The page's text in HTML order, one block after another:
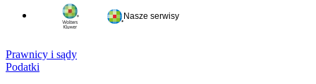
Nasze serwisy
Prawnicy i sądy
Podatki